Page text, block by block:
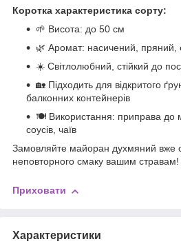
Коротка характеристика сорту:
🌱 Висота: до 50 см
🌿 Аромат: насичений, пряний,
☀️ Світлолюбний, стійкий до
🏡 Підходить для відкритого
балконних контейнерів
🍽 Використання: приправа до
соусів, чаїв
Замовляйте майоран духмяний вже
неповторного смаку вашим стравам!
Приховати
Характеристики